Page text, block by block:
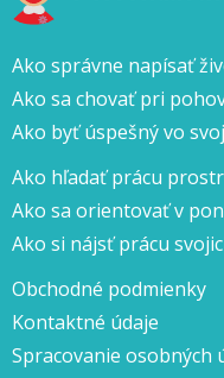
Ako správne napísať
Ako sa chovať pri
Ako byť úspešný vo
Ako hľadať prácu
Ako sa orientovať v
Ako si nájsť prácu
Obchodné podmienky
Kontaktné údaje
Spracovanie osobných